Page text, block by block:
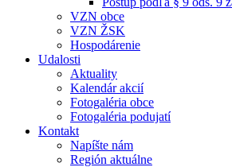
VZN obce
VZN ŽSK
Hospodárenie
Udalosti
Aktuality
Kalendár akcií
Fotogaléria obce
Fotogaléria podujatí
Kontakt
Napíšte nám
Región aktuálne